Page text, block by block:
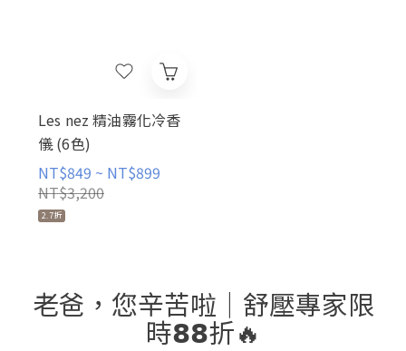
Les nez 精油霧化冷香
儀 (6色)
NT$849 ~ NT$899
NT$3,200
2.7折
老爸，您辛苦啦｜舒壓專家限
時𝟴𝟴折🔥